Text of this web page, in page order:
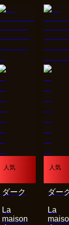
人気
La
maison
ダーク
人気
La
ダー